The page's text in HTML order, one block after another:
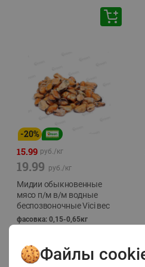
-20%
15.99 руб./кг
19.99 руб./кг
Мидии обыкновенные
мясо п/м в/м водные
беспозвоночные Vici вес
фасовка: 0,15-0,65кг
Файлы